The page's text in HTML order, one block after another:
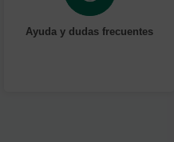
Ayuda y dudas frecuentes